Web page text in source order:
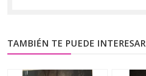
TAMBIÉN TE PUEDE INTERESAR